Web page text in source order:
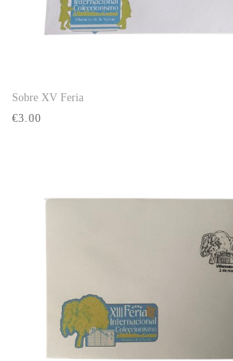
Sobre XV Feria
€3.00